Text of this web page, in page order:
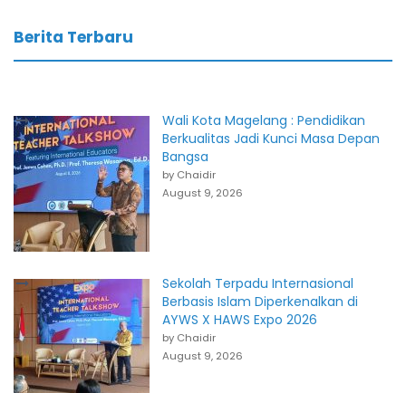
Berita Terbaru
Wali Kota Magelang : Pendidikan
Berkualitas Jadi Kunci Masa Depan
Bangsa
by Chaidir
August 9, 2026
Sekolah Terpadu Internasional
Berbasis Islam Diperkenalkan di
AYWS X HAWS Expo 2026
by Chaidir
August 9, 2026